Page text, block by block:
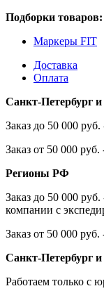
Подборки товаров:
Маркеры FIT
Доставка
Оплата
Санкт-Петербург
Заказ до 50 000
Заказ от 50 000
Регионы РФ
Заказ до 50 000
компании с
Заказ от 50 000
Санкт-Петербург
Работаем только с